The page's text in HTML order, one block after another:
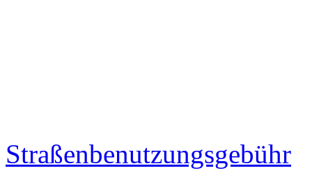
Straßenbenutzungsgebühr